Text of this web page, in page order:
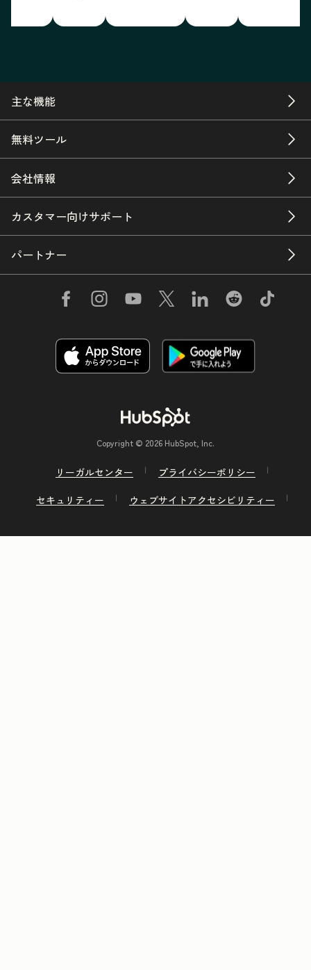
主な機能
無料ツール
会社情報
カスタマー向けサポート
パートナー
Copyright © 2026 HubSpot, Inc.
リーガルセンター
プライバシーポリシー
セキュリティー
ウェブサイトアクセシビリティー